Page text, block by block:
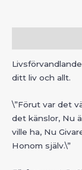
ditt liv och allt.
\”Förut var det
det känslor, Nu
ville ha, Nu
Honom själv.\”